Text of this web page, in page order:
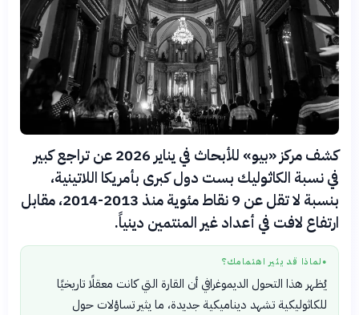
كشف مركز «بيو» للأبحاث في يناير 2026 عن تراجع كبير
في نسبة الكاثوليك بست دول كبرى بأمريكا اللاتينية،
بنسبة لا تقل عن 9 نقاط مئوية منذ 2013-2014، مقابل
ارتفاع لافت في أعداد غير المنتمين دينياً.
● لماذا قد يثير اهتمامك؟
يُظهر هذا التحول الديموغرافي أن القارة التي كانت معقلًا تاريخيًا
للكاثوليكية تشهد ديناميكية جديدة، ما يثير تساؤلات حول